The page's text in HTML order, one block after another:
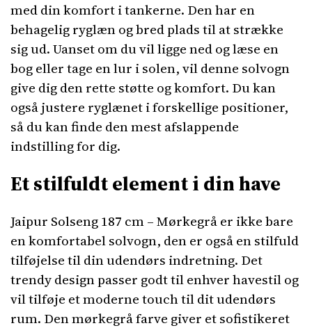
med din komfort i tankerne. Den har en
behagelig ryglæn og bred plads til at strække
sig ud. Uanset om du vil ligge ned og læse en
bog eller tage en lur i solen, vil denne solvogn
give dig den rette støtte og komfort. Du kan
også justere ryglænet i forskellige positioner,
så du kan finde den mest afslappende
indstilling for dig.
Et stilfuldt element i din have
Jaipur Solseng 187 cm – Mørkegrå er ikke bare
en komfortabel solvogn, den er også en stilfuld
tilføjelse til din udendørs indretning. Det
trendy design passer godt til enhver havestil og
vil tilføje et moderne touch til dit udendørs
rum. Den mørkegrå farve giver et sofistikeret